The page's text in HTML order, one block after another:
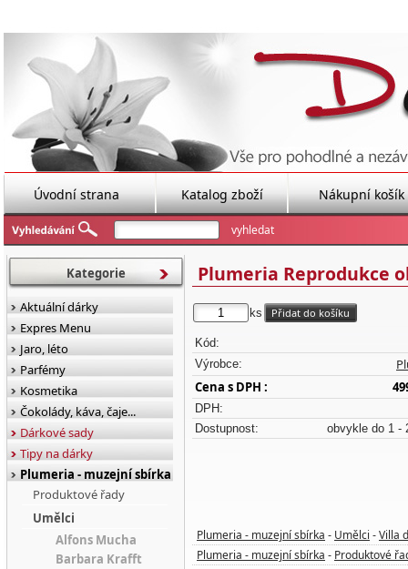
Úvodní strana Katalog zboží Nákupní košík
Plumeria Reprodukce
ks
Kód:
Výrobce:
Cena s DPH :
DPH:
Dostupnost:
obvykle do 1 -
Plumeria - muzejní sbírka - Umělci - Villa
Plumeria - muzejní sbírka - Produktové
Kategorie
Aktuální dárky
Expres Menu
Jaro, léto
Parfémy
Kosmetika
Čokolády, káva, čaje...
Dárkové sady
Tipy na dárky
Plumeria - muzejní sbírka
Produktové řady
Umělci
Alfons Mucha
Barbara Krafft